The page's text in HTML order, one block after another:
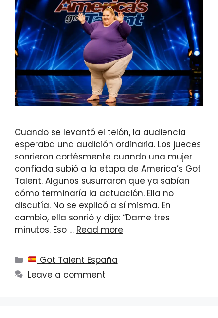
Cuando se levantó el telón, la audiencia
esperaba una audición ordinaria. Los jueces
sonrieron cortésmente cuando una mujer
confiada subió a la etapa de America’s Got
Talent. Algunos susurraron que ya sabían
cómo terminaría la actuación. Ella no
discutía. No se explicó a sí misma. En
cambio, ella sonrió y dijo: “Dame tres
minutos. Eso … Read more
Categories
Got Talent España
Leave a comment